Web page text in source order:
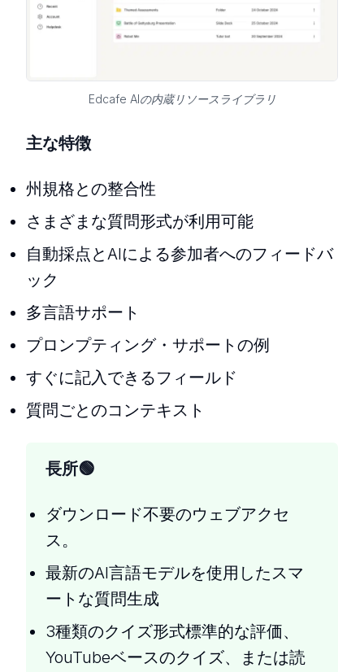
Edcafe AIの内蔵リソースライブラリ
主な特徴
州規格との整合性
さまざまな質問形式が利用可能
自動採点とAIによる参加者へのフィードバ
ック
多言語サポート
プロンプティング・サポートの例
すぐに記入できるフィールド
質問ごとのコンテキスト
長所
ダウンロード不要のウェブアクセ
ス。
最新のAI言語モデルを使用したスマ
ートな質問生成
3種類のクイズ形式標準的な評価、
YouTubeベースのクイズ、または読